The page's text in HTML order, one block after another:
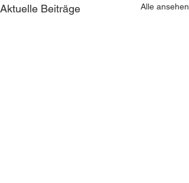
Aktuelle Beiträge Alle ansehen